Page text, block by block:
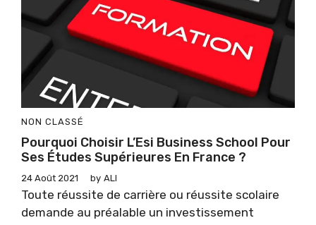
NON CLASSÉ
Pourquoi Choisir L’Esi Business School Pour
Ses Études Supérieures En France ?
24 Août 2021 by ALI
Toute réussite de carrière ou réussite scolaire
demande au préalable un investissement